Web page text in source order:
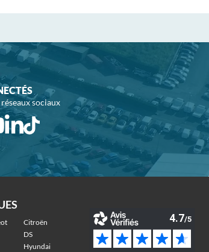
sociaux
Citroën
DS
Hyundai